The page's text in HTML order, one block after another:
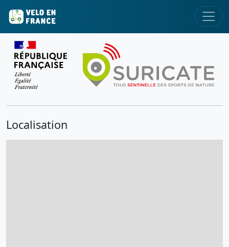
Localisation